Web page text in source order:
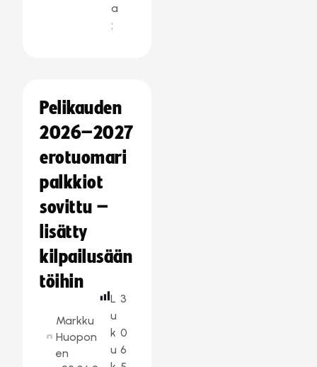
a
:
Pelikauden
2026–2027
erotuomari
palkkiot
sovittu –
lisätty
kilpailusään
töihin
Markku
Huopon
en
L
u
k
u
3
0
6